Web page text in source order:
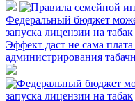
Федеральный бюджет
запуска лицензии на табак
Эффект даст не сама
администрирования